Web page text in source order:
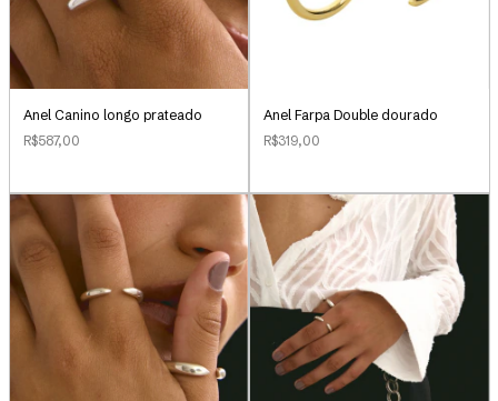
Anel Canino longo prateado
R$587,00
Anel Farpa Double dourado
R$319,00